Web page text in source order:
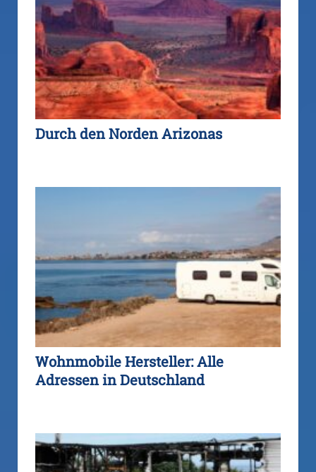
Durch den Norden Arizonas
Wohnmobile Hersteller: Alle
Adressen in Deutschland